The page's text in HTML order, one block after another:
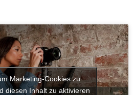
Marketing-Cookies zu
diesen Inhalt zu aktivieren